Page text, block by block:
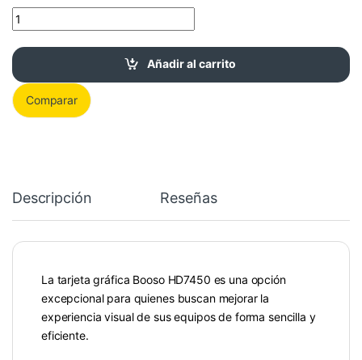
Tarjeta gráfica Booso HD7450 2GB GDDR3 PCI-E 2.0 cantidad
Añadir al carrito
Comparar
Descripción Reseñas
La tarjeta gráfica Booso HD7450 es una opción
excepcional para quienes buscan mejorar la
experiencia visual de sus equipos de forma sencilla y
eficiente.